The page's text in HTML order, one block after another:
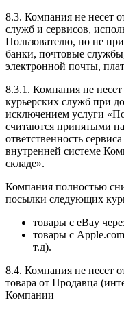
8.3. Компания не несет
служб и сервисов,
Пользователю, но не
банки, почтовые
электронной почты,
8.3.1. Компания не
курьерских служб при
исключением услуги
считаются принятыми
ответственность
внутренней системе
складе».
Компания полностью
посылки следующих
товары с eBay
товары с
т.д).
8.4. Компания не несет
товара от Продавца
Компании